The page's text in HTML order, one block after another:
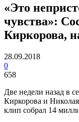
«Это
чувства»:
Киркорова,
28.09.2018
0
658
Две недели назад в
Киркорова и
клип собрал 14